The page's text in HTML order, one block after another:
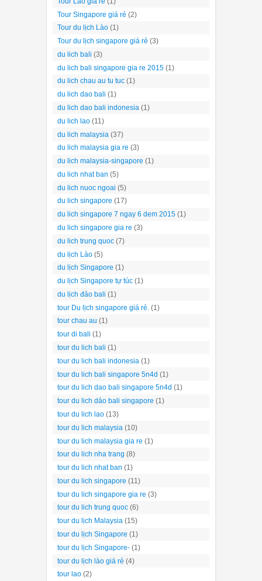
Tour Singapore giá rẻ (2)
Tour du lịch Lào (1)
Tour du lịch singapore giá rẻ (3)
du lich bali (3)
du lich bali singapore gia re 2015 (1)
du lich chau au tu tuc (1)
du lich dao bali (1)
du lich dao bali indonesia (1)
du lich lao (11)
du lich malaysia (37)
du lich malaysia gia re (3)
du lich malaysia-singapore (1)
du lich nhat ban (5)
du lich nuoc ngoai (5)
du lich singapore (17)
du lich singapore 7 ngay 6 dem 2015 (1)
du lich singapore gia re (3)
du lich trung quoc (7)
du lịch Lào (5)
du lịch Singapore (1)
du lịch Singapore tự túc (1)
du lịch đảo bali (1)
tour Du lịch singapore giá rẻ. (1)
tour chau au (1)
tour di bali (1)
tour du lich bali (1)
tour du lich bali indonesia (1)
tour du lich bali singapore 5n4d (1)
tour du lich dao bali singapore 5n4d (1)
tour du lich dảo bali singapore (1)
tour du lich lao (13)
tour du lich malaysia (10)
tour du lich malaysia gia re (1)
tour du lich nha trang (8)
tour du lich nhat ban (1)
tour du lich singapore (11)
tour du lich singapore gia re (3)
tour du lich trung quoc (6)
tour du lịch Malaysia (15)
tour du lịch Singapore (1)
tour du lịch Singapore- (1)
tour du lịch lào giá rẻ (4)
tour lao (2)